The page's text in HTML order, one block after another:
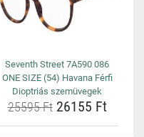
Seventh Street 7A590 086
ONE SIZE (54) Havana Férfi
Dioptriás szemüvegek
25595 Ft26155 Ft